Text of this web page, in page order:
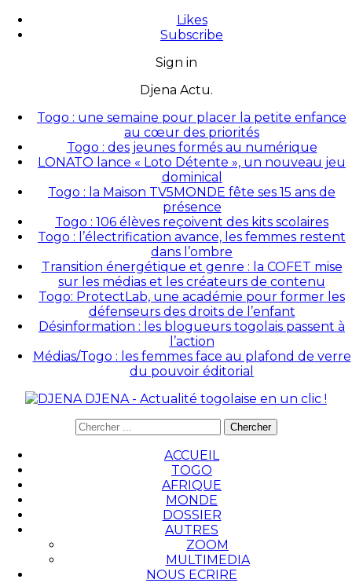
Likes
Subscribe
Sign in
Djena Actu.
Togo : une semaine pour placer la petite enfance
au cœur des priorités
Togo : des jeunes formés au numérique
LONATO lance « Loto Détente », un nouveau jeu
dominical
Togo : la Maison TV5MONDE fête ses 15 ans de
présence
Togo : 106 élèves reçoivent des kits scolaires
Togo : l’électrification avance, les femmes restent
dans l’ombre
Transition énergétique et genre : la COFET mise
sur les médias et les créateurs de contenu
Togo: ProtectLab, une académie pour former les
défenseurs des droits de l’enfant
Désinformation : les blogueurs togolais passent à
l’action
Médias/Togo : les femmes face au plafond de verre
du pouvoir éditorial
DJENA - Actualité togolaise en un clic !
ACCUEIL
TOGO
AFRIQUE
MONDE
DOSSIER
AUTRES
ZOOM
MULTIMEDIA
NOUS ECRIRE